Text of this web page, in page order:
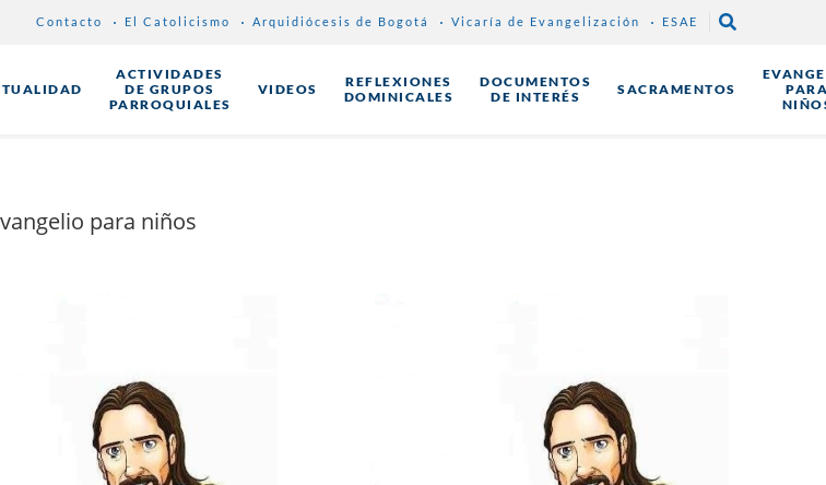
Contacto El Catolicismo Arquidiócesis de Bogotá Vicaría de Evangelización ESAE
ACTIVIDADES
DE GRUPOS
PARROQUIALES
VIDEOS
REFLEXIONES
DOMINICALES
DOCUMENTOS
DE INTERÉS
SACRAMENTOS
para niños